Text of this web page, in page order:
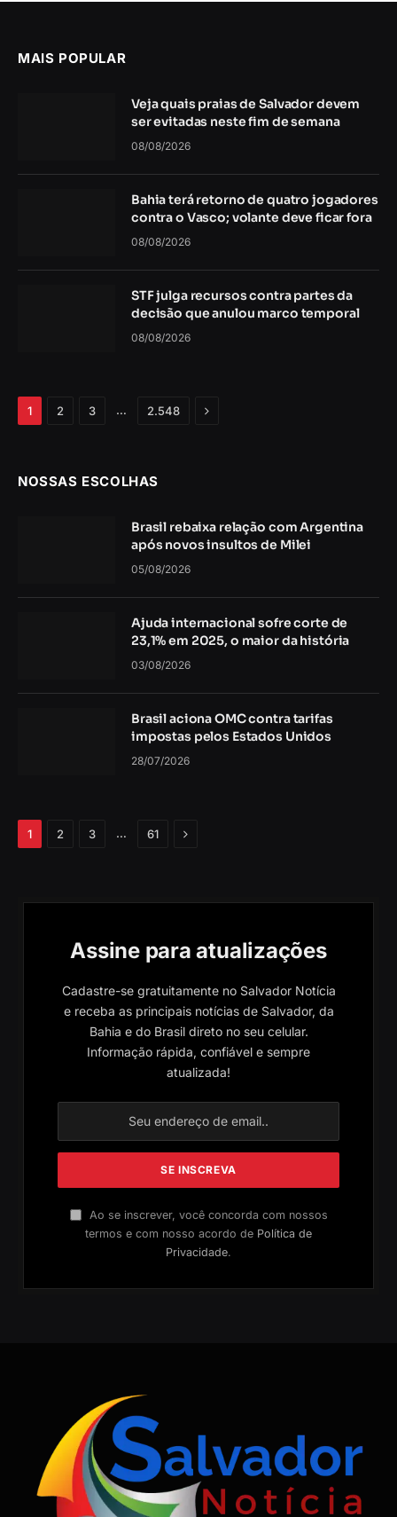
MAIS POPULAR
Veja quais praias de Salvador devem
ser evitadas neste fim de semana
08/08/2026
Bahia terá retorno de quatro jogadores
contra o Vasco; volante deve ficar fora
08/08/2026
STF julga recursos contra partes da
decisão que anulou marco temporal
08/08/2026
1 2 3 … 2.548 Próximo
NOSSAS ESCOLHAS
Brasil rebaixa relação com Argentina
após novos insultos de Milei
05/08/2026
Ajuda internacional sofre corte de
23,1% em 2025, o maior da história
03/08/2026
Brasil aciona OMC contra tarifas
impostas pelos Estados Unidos
28/07/2026
1 2 3 … 61 Próximo
Assine para atualizações
Cadastre-se gratuitamente no Salvador Notícia
e receba as principais notícias de Salvador, da
Bahia e do Brasil direto no seu celular.
Informação rápida, confiável e sempre
atualizada!
Ao se inscrever, você concorda com nossos
termos e com nosso acordo de Política de
Privacidade.